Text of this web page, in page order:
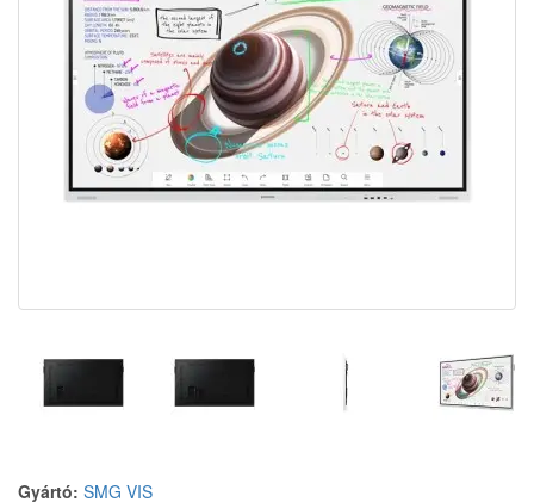
Gyártó: SMG VIS